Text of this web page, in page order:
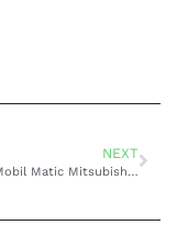
NEXT
Transmisi Mobil Matic Mitsubishi Delica Bocor di Surabaya Timur: Solusi Tepat di Domo Transmisi